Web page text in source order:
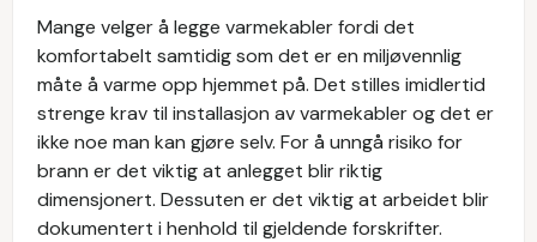
Mange velger å legge varmekabler fordi det
komfortabelt samtidig som det er en miljøvennlig
måte å varme opp hjemmet på. Det stilles imidlertid
strenge krav til installasjon av varmekabler og det er
ikke noe man kan gjøre selv. For å unngå risiko for
brann er det viktig at anlegget blir riktig
dimensjonert. Dessuten er det viktig at arbeidet blir
dokumentert i henhold til gjeldende forskrifter.